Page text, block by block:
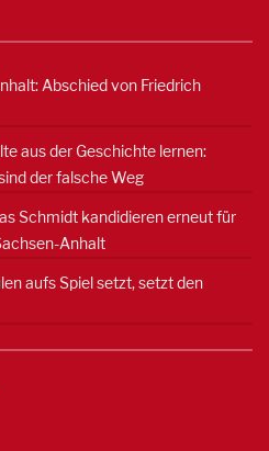
Abschied von Friedrich
aus der Geschichte lernen:
der falsche Weg
Schmidt kandidieren erneut für
Anhalt
aufs Spiel setzt, setzt den